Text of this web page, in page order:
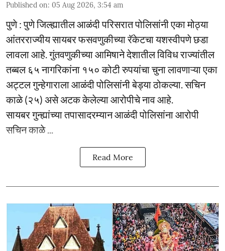
Published on: 05 Aug 2026, 3:54 am
पुणे : पुणे जिल्ह्यातील आळंदी परिसरात पोलिसांनी एका मोठ्या
आंतरराज्यीय सायबर फसवणुकीच्या रॅकेटचा यशस्वीपणे छडा
लावला आहे. गुंतवणुकीच्या आमिषाने देशातील विविध राज्यांतील
तब्बल ६५ नागरिकांना १५० कोटी रुपयांचा चुना लावणाऱ्या एका
अट्टल गुन्हेगाराला आळंदी पोलिसांनी बेड्या ठोकल्या. सचिन
काळे (२५) असे अटक केलेल्या आरोपीचे नाव आहे.
सायबर गुन्ह्यांच्या तपासादरम्यान आळंदी पोलिसांना आरोपी
सचिन काळे ...
Read More